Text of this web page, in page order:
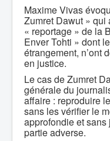
Maxime Vivas
Zumret Dawut » qui
« reportage » de la
Enver Tohti » dont
étrangement, n’ont
en justice.
Le cas de Zumret
générale du
affaire : reproduire
sans les vérifier le
approfondie et
partie adverse.